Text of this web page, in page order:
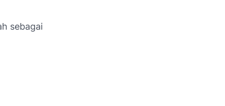
sebagai